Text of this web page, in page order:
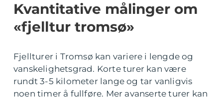
Kvantitative målinger om
«fjelltur tromsø»
Fjellturer i Tromsø kan variere i lengde og
vanskelighetsgrad. Korte turer kan være
rundt 3-5 kilometer lange og tar vanligvis
noen timer å fullføre. Mer avanserte turer kan